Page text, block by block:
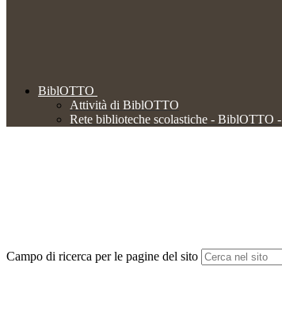
BiblOTTO
Attività di BiblOTTO
Rete biblioteche scolastiche - BiblOTTO -
Campo di ricerca per le pagine del sito